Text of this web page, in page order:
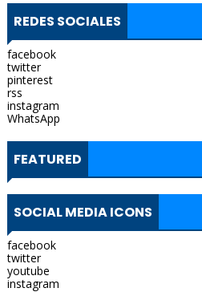
REDES SOCIALES
facebook
twitter
pinterest
rss
instagram
WhatsApp
FEATURED
SOCIAL MEDIA ICONS
facebook
twitter
youtube
instagram